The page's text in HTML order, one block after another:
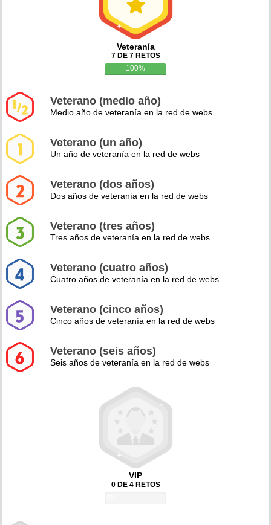
Veteranía
7 DE 7 RETOS
100%
Veterano (medio año)
Medio año de veteranía en la red de webs
Veterano (un año)
Un año de veteranía en la red de webs
Veterano (dos años)
Dos años de veteranía en la red de webs
Veterano (tres años)
Tres años de veteranía en la red de webs
Veterano (cuatro años)
Cuatro años de veteranía en la red de webs
Veterano (cinco años)
Cinco años de veteranía en la red de webs
Veterano (seis años)
Seis años de veteranía en la red de webs
VIP
0 DE 4 RETOS